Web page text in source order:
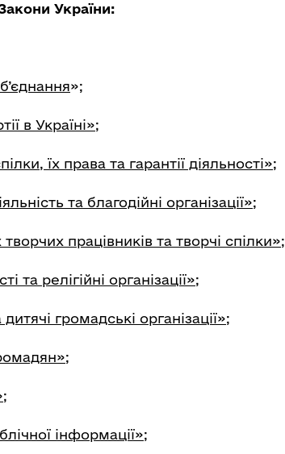
України:
»;
в Україні»;
їх права та гарантії діяльності»;
та благодійні організації»;
працівників та творчі спілки»;
та релігійні організації»;
громадські організації»;
інформації»;